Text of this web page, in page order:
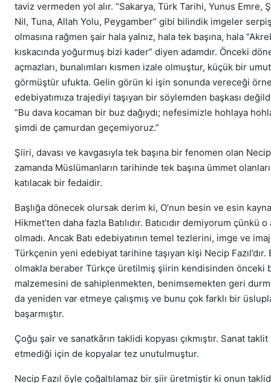
taviz vermeden yol alır. “Sakarya, Türk Tarihi, Yunus Emre,
Nil, Tuna, Allah Yolu, Peygamber” gibi bilindik imgeler
olmasına rağmen şair hala yalnız, hala tek başına, hala
kıskacında yoğurmuş bizi kader” diyen adamdır. Önceki
açmazları, bunalımları kısmen izale olmuştur, küçük bir umut
görmüştür ufukta. Gelin görün ki işin sonunda vereceği
edebiyatımıza trajediyi taşıyan bir söylemden başkası
“Bu dava kocaman bir buz dağıydı; nefesimizle hohlaya
şimdi de çamurdan geçemiyoruz.”
Şiiri, davası ve kavgasıyla tek başına bir fenomen olan Necip
zamanda Müslümanların tarihinde tek başına ümmet
katılacak bir fedaidir.
Başlığa dönecek olursak derim ki, O’nun besin ve esin
Hikmet’ten daha fazla Batılıdır. Batıcıdır demiyorum çünkü o
olmadı. Ancak Batı edebiyatının temel tezlerini, imge ve
Türkçenin yeni edebiyat tarihine taşıyan kişi Necip Fazıl’dır.
olmakla beraber Türkçe üretilmiş şiirin kendisinden önceki
malzemesini de sahiplenmekten, benimsemekten geri
da yeniden var etmeye çalışmış ve bunu çok farklı bir
başarmıştır.
Çoğu şair ve sanatkârın taklidi kopyası çıkmıştır. Sanat
etmediği için de kopyalar tez unutulmuştur.
Necip Fazıl öyle çoğaltılamaz bir şiir üretmiştir ki onun